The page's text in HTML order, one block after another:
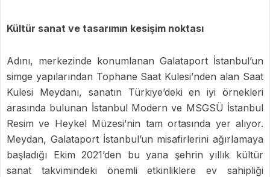
Kültür sanat ve tasarımın kesişim noktası
Adını, merkezinde konumlanan Galataport İstanbul’un
simge yapılarından Tophane Saat Kulesi’nden alan Saat
Kulesi Meydanı, sanatın Türkiye’deki en iyi örnekleri
arasında bulunan İstanbul Modern ve MSGSÜ İstanbul
Resim ve Heykel Müzesi’nin tam ortasında yer alıyor.
Meydan, Galataport İstanbul’un misafirlerini ağırlamaya
başladığı Ekim 2021’den bu yana şehrin yıllık kültür
sanat takvimindeki önemli etkinliklere ev sahipliği